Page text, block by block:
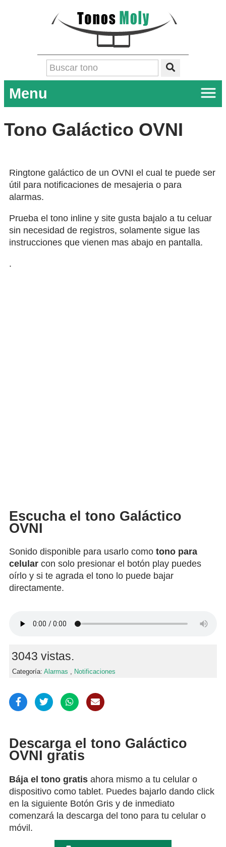
Menu
Tono Galáctico OVNI
Ringtone galáctico de un OVNI el cual te puede ser
útil para notificaciones de mesajeria o para
alarmas.
Prueba el tono inline y site gusta bajalo a tu celuar
sin necesidad de registros, solamente sigue las
instrucciones que vienen mas abajo en pantalla.
.
Escucha el tono Galáctico
OVNI
Sonido disponible para usarlo como tono para
celular con solo presionar el botón play puedes
oírlo y si te agrada el tono lo puede bajar
directamente.
3043 vistas.
Categoría: Alarmas , Notificaciones
Descarga el tono Galáctico
OVNI gratis
Bája el tono gratis ahora mismo a tu celular o
dispositivo como tablet. Puedes bajarlo dando click
en la siguiente Botón Gris y de inmediato
comenzará la descarga del tono para tu celular o
móvil.